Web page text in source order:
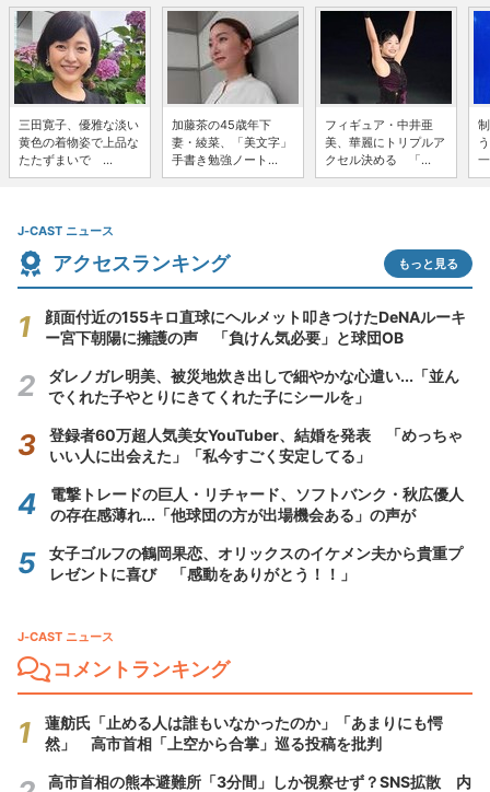
三田寛子、優雅な淡い
黄色の着物姿で上品な
たたずまいで ...
加藤茶の45歳年下
妻・綾菜、「美文字」
手書き勉強ノート...
フィギュア・中井亜
美、華麗にトリプルア
クセル決める 「...
J-CAST ニュース
アクセスランキング もっと見る
顔面付近の155キロ直球にヘルメット叩きつけたDeNAルーキ
ー宮下朝陽に擁護の声 「負けん気必要」と球団OB
ダレノガレ明美、被災地炊き出しで細やかな心遣い...「並ん
でくれた子やとりにきてくれた子にシールを」
登録者60万超人気美女YouTuber、結婚を発表 「めっちゃ
いい人に出会えた」「私今すごく安定してる」
電撃トレードの巨人・リチャード、ソフトバンク・秋広優人
の存在感薄れ...「他球団の方が出場機会ある」の声が
女子ゴルフの鶴岡果恋、オリックスのイケメン夫から貴重プ
レゼントに喜び 「感動をありがとう！！」
J-CAST ニュース
コメントランキング
蓮舫氏「止める人は誰もいなかったのか」「あまりにも愕
然」 高市首相「上空から合掌」巡る投稿を批判
高市首相の熊本避難所「3分間」しか視察せず？SNS拡散 内